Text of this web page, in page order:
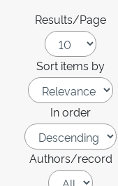
Results/Page
Sort items by
In order
Authors/record